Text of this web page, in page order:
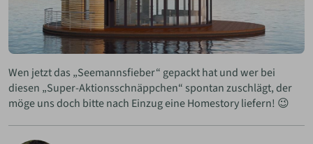
Wen jetzt das „Seemannsfieber“ gepackt hat und wer bei
diesen „Super-Aktionsschnäppchen“ spontan zuschlägt, der
möge uns doch bitte nach Einzug eine Homestory liefern! 😉